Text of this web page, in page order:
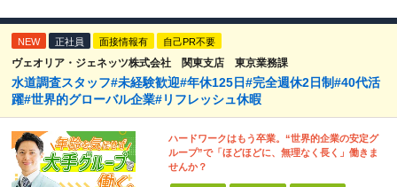
NEW 正社員 面接情報有 自己PR不要
ヴェオリア・ジェネッツ株式会社 関東支店 東京業務課
水道調査スタッフ#未経験歓迎#年休125日#完全週休2日制#40代活
躍#世界的グローバル企業#リフレッシュ休暇
ハードワークはもう卒業。“世界的企業の安定グ
ループ”で「ほどほどに、無理なく長く」働きま
せんか？